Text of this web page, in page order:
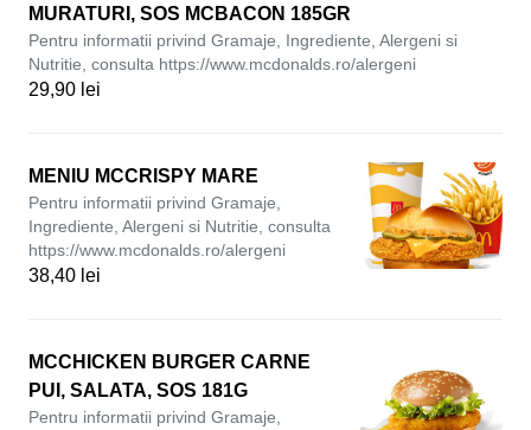
MURATURI, SOS MCBACON 185GR
Pentru informatii privind Gramaje, Ingrediente, Alergeni si
Nutritie, consulta https://www.mcdonalds.ro/alergeni
29,90 lei
MENIU MCCRISPY MARE
Pentru informatii privind Gramaje,
Ingrediente, Alergeni si Nutritie, consulta
https://www.mcdonalds.ro/alergeni
38,40 lei
MCCHICKEN BURGER CARNE
PUI, SALATA, SOS 181G
Pentru informatii privind Gramaje,